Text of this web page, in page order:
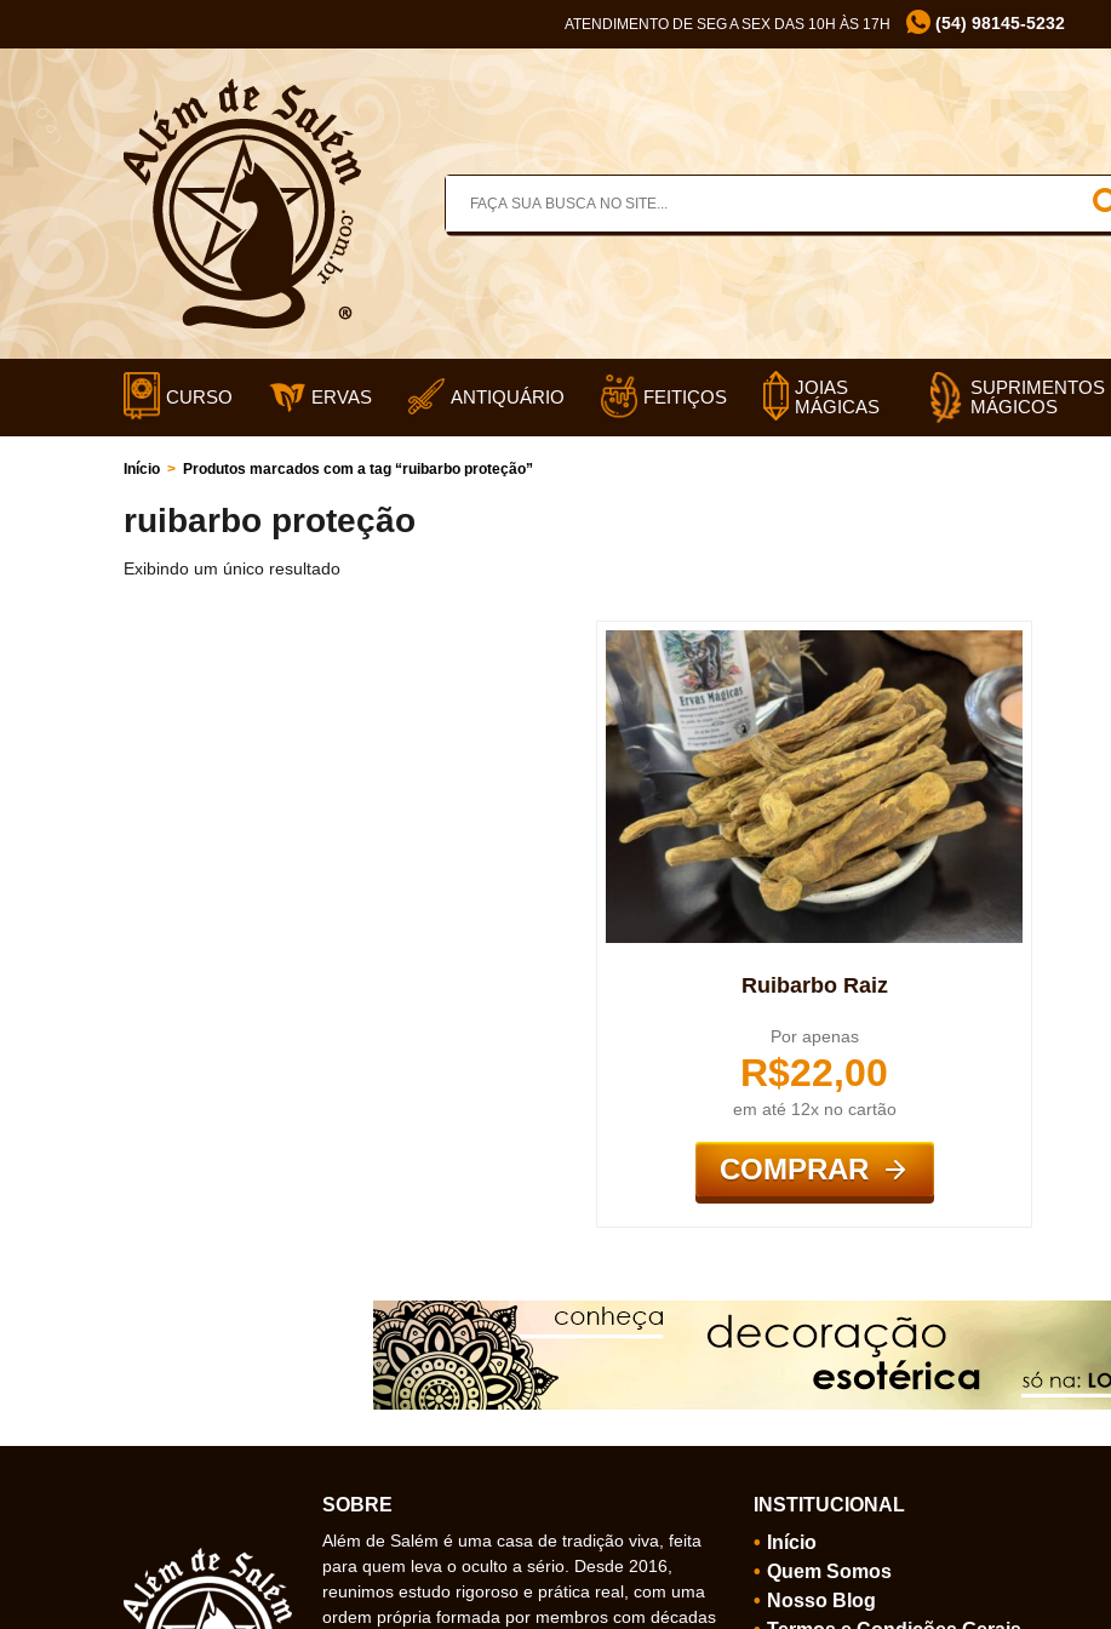
ATENDIMENTO DE SEG A SEX DAS 10H ÀS 17H (54) 98145-5232
CURSO ERVAS ANTIQUÁRIO FEITIÇOS
JOIAS
MÁGICAS
SUPRIMENTOS
MÁGICOS
Início > Produtos marcados com a tag “ruibarbo proteção”
ruibarbo proteção
Exibindo um único resultado
Ruibarbo Raiz
Por apenas
R$22,00
em até 12x no cartão
COMPRAR
SOBRE
Além de Salém é uma casa de tradição viva, feita
para quem leva o oculto a sério. Desde 2016,
reunimos estudo rigoroso e prática real, com uma
ordem própria formada por membros com décadas
INSTITUCIONAL
Início
Quem Somos
Nosso Blog